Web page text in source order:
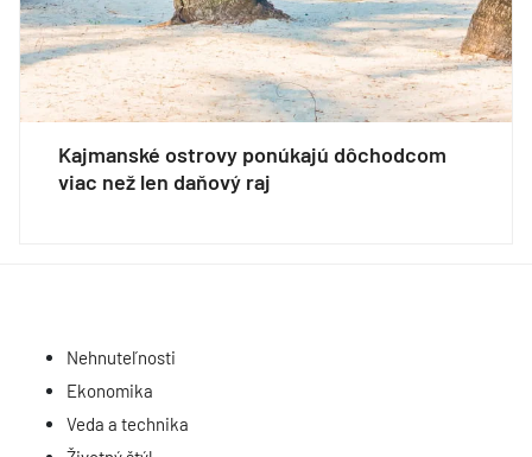
Kajmanské ostrovy ponúkajú dôchodcom
viac než len daňový raj
Nehnuteľnosti
Ekonomika
Veda a technika